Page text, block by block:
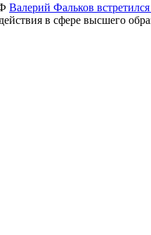
Валерий Фальков
в сфере высшего